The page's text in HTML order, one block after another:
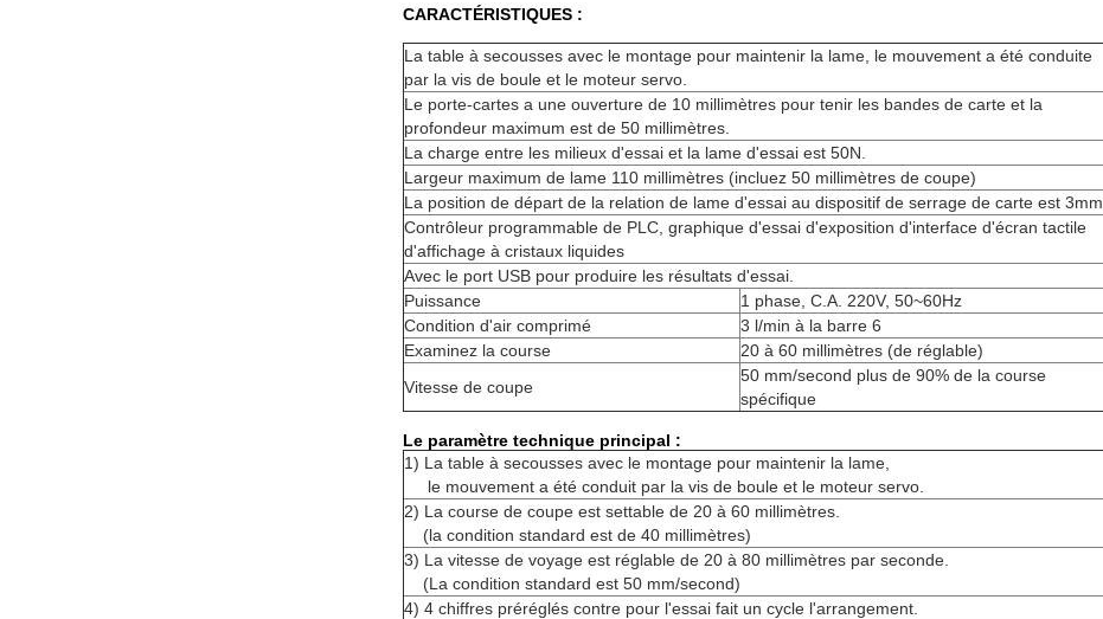
CARACTÉRISTIQUES :
La table à secousses avec le montage pour maintenir la lame, le mouvement a été conduite
par la vis de boule et le moteur servo.
Le porte-cartes a une ouverture de 10 millimètres pour tenir les bandes de carte et la
profondeur maximum est de 50 millimètres.
La charge entre les milieux d'essai et la lame d'essai est 50N.
Largeur maximum de lame 110 millimètres (incluez 50 millimètres de coupe)
La position de départ de la relation de lame d'essai au dispositif de serrage de carte est 3mm
Contrôleur programmable de PLC, graphique d'essai d'exposition d'interface d'écran tactile
d'affichage à cristaux liquides
Avec le port USB pour produire les résultats d'essai.
Puissance
1 phase, C.A. 220V, 50~60Hz
Condition d'air comprimé
3 l/min à la barre 6
Examinez la course
20 à 60 millimètres (de réglable)
Vitesse de coupe
50 mm/second plus de 90% de la course
spécifique
Le paramètre technique principal :
1) La table à secousses avec le montage pour maintenir la lame,
le mouvement a été conduit par la vis de boule et le moteur servo.
2) La course de coupe est settable de 20 à 60 millimètres.
(la condition standard est de 40 millimètres)
3) La vitesse de voyage est réglable de 20 à 80 millimètres par seconde.
(La condition standard est 50 mm/second)
4) 4 chiffres préréglés contre pour l'essai fait un cycle l'arrangement.